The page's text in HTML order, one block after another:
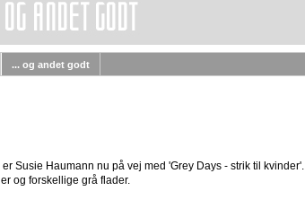
... og andet godt
er Susie Haumann nu på vej med 'Grey Days - strik til kvinder'.
og forskellige grå flader.